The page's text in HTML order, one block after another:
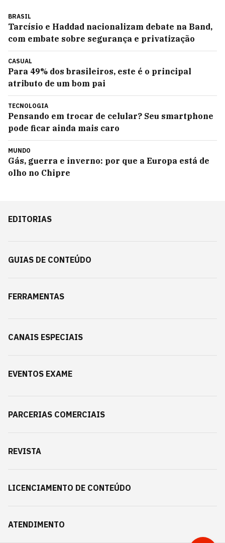
BRASIL
Tarcísio e Haddad nacionalizam debate na Band,
com embate sobre segurança e privatização
CASUAL
Para 49% dos brasileiros, este é o principal
atributo de um bom pai
TECNOLOGIA
Pensando em trocar de celular? Seu smartphone
pode ficar ainda mais caro
MUNDO
Gás, guerra e inverno: por que a Europa está de
olho no Chipre
EDITORIAS
GUIAS DE CONTEÚDO
FERRAMENTAS
CANAIS ESPECIAIS
EVENTOS EXAME
PARCERIAS COMERCIAIS
REVISTA
LICENCIAMENTO DE CONTEÚDO
ATENDIMENTO